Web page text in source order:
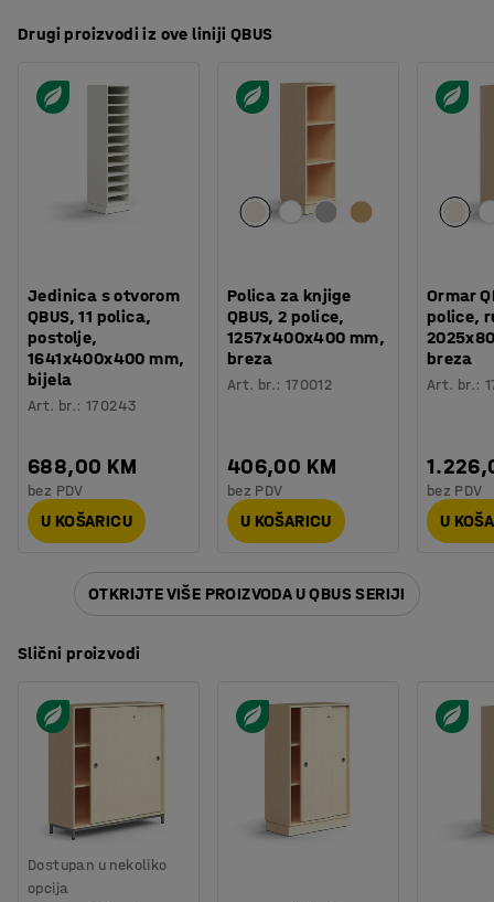
Drugi proizvodi iz ove liniji QBUS
Jedinica s otvorom
QBUS, 11 polica,
postolje,
1641x400x400 mm,
bijela
Art. br.:170243
688,00 KM
bez PDV
U KOŠARICU
Polica za knjige
QBUS, 2 police,
1257x400x400 mm,
breza
Art. br.: 170012
406,00 KM
bez PDV
U KOŠARICU
Ormar
police,
breza
Art. br.:
bez PDV
U
OTKRIJTE VIŠE PROIZVODA U QBUS SERIJI
Slični proizvodi
Dostupan u nekoliko
opcija